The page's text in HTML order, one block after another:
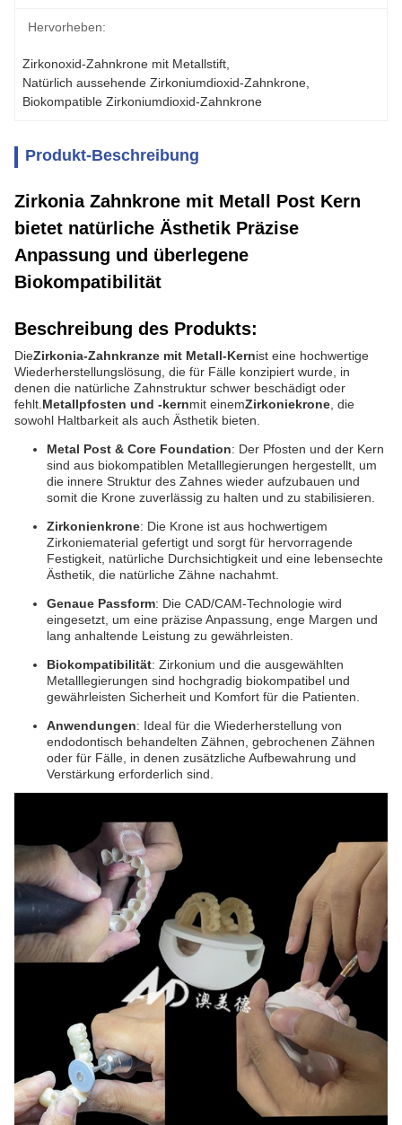
Hervorheben:
Zirkonoxid-Zahnkrone mit Metallstift
Natürlich aussehende Zirkoniumdioxid-Zahnkrone
Biokompatible Zirkoniumdioxid-Zahnkrone
Produkt-Beschreibung
Zirkonia Zahnkrone mit Metall Post Kern
bietet natürliche Ästhetik Präzise
Anpassung und überlegene
Biokompatibilität
Beschreibung des Produkts:
DieZirkonia-Zahnkranze mit Metall-Kernist eine hochwertige
Wiederherstellungslösung, die für Fälle konzipiert wurde, in
denen die natürliche Zahnstruktur schwer beschädigt oder
fehlt. Metallpfosten und -kernmit einemZirkoniekrone , die
sowohl Haltbarkeit als auch Ästhetik bieten.
Metal Post & Core Foundation: Der Pfosten und der Kern
sind aus biokompatiblen Metalllegierungen hergestellt, um
die innere Struktur des Zahnes wieder aufzubauen und
somit die Krone zuverlässig zu halten und zu stabilisieren.
Zirkonienkrone: Die Krone ist aus hochwertigem
Zirkoniematerial gefertigt und sorgt für hervorragende
Festigkeit, natürliche Durchsichtigkeit und eine lebensechte
Ästhetik, die natürliche Zähne nachahmt.
Genaue Passform: Die CAD/CAM-Technologie wird
eingesetzt, um eine präzise Anpassung, enge Margen und
lang anhaltende Leistung zu gewährleisten.
Biokompatibilität: Zirkonium und die ausgewählten
Metalllegierungen sind hochgradig biokompatibel und
gewährleisten Sicherheit und Komfort für die Patienten.
Anwendungen: Ideal für die Wiederherstellung von
endodontisch behandelten Zähnen, gebrochenen Zähnen
oder für Fälle, in denen zusätzliche Aufbewahrung und
Verstärkung erforderlich sind.